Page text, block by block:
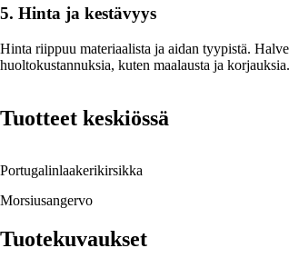
5. Hinta ja kestävyys
Hinta riippuu materiaalista ja aidan tyypistä.
huoltokustannuksia, kuten maalausta ja korjauksia.
Tuotteet keskiössä
Portugalinlaakerikirsikka
Morsiusangervo
Tuotekuvaukset